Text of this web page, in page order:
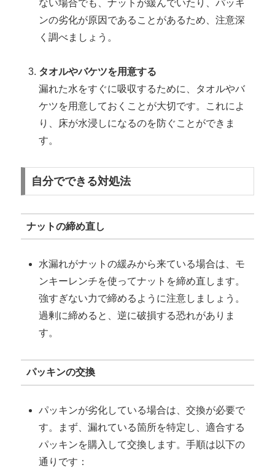
ない場合でも、ナットが緩んでいたり、パッキ
ンの劣化が原因であることがあるため、注意深
く調べましょう。
タオルやバケツを用意する
漏れた水をすぐに吸収するために、タオルやバ
ケツを用意しておくことが大切です。これによ
り、床が水浸しになるのを防ぐことができま
す。
自分でできる対処法
ナットの締め直し
水漏れがナットの緩みから来ている場合は、モ
ンキーレンチを使ってナットを締め直します。
強すぎない力で締めるように注意しましょう。
過剰に締めると、逆に破損する恐れがありま
す。
パッキンの交換
パッキンが劣化している場合は、交換が必要で
す。まず、漏れている箇所を特定し、適合する
パッキンを購入して交換します。手順は以下の
通りです：